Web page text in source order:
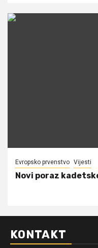
Evropsko prvenstvo Vijesti
Novi poraz
KONTAKT